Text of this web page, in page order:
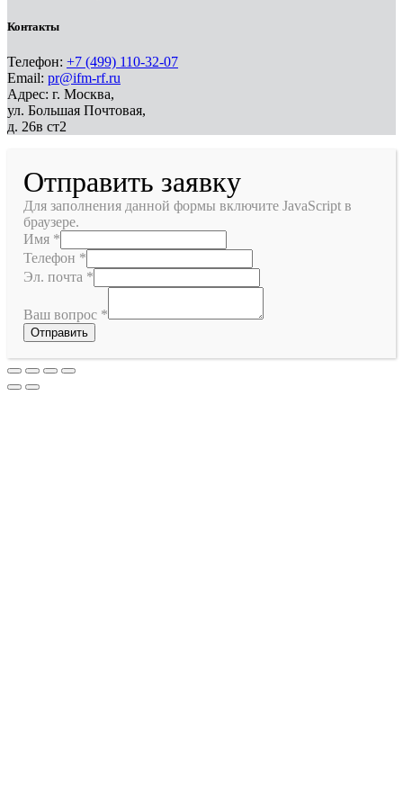
Контакты
Телефон: +7 (499) 110-32-07
Email: pr@ifm-rf.ru
Адрес: г. Москва,
ул. Большая Почтовая,
д. 26в ст2
Отправить заявку
Для заполнения данной формы включите JavaScript в
браузере.
Имя *
Телефон *
Эл. почта *
Ваш вопрос *
Отправить